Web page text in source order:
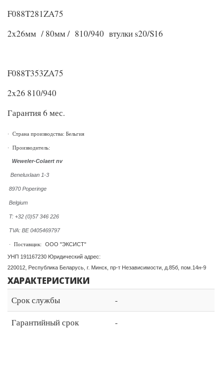
F088T281ZA75
2x26мм / 80мм / 810/940 втулки s20/S16
F088T353ZA75
2x26 810/940
Гарантия 6 мес.
· Страна производства: Бельгия
· Производитель:
Weweler-Colaert nv
Beneluxlaan 1-3
8970 Poperinge
Belgium
T: +32 (0)57 346 226
TVA: BE 0405469797
· Поставщик: ООО "ЭКСИСТ"
УНП 191167230 Юридический адрес:
220012, Республика Беларусь, г. Минск, пр-т Независимости, д.85б, пом.14н-9
ХАРАКТЕРИСТИКИ
Срок службы
-
Гарантийный срок
-